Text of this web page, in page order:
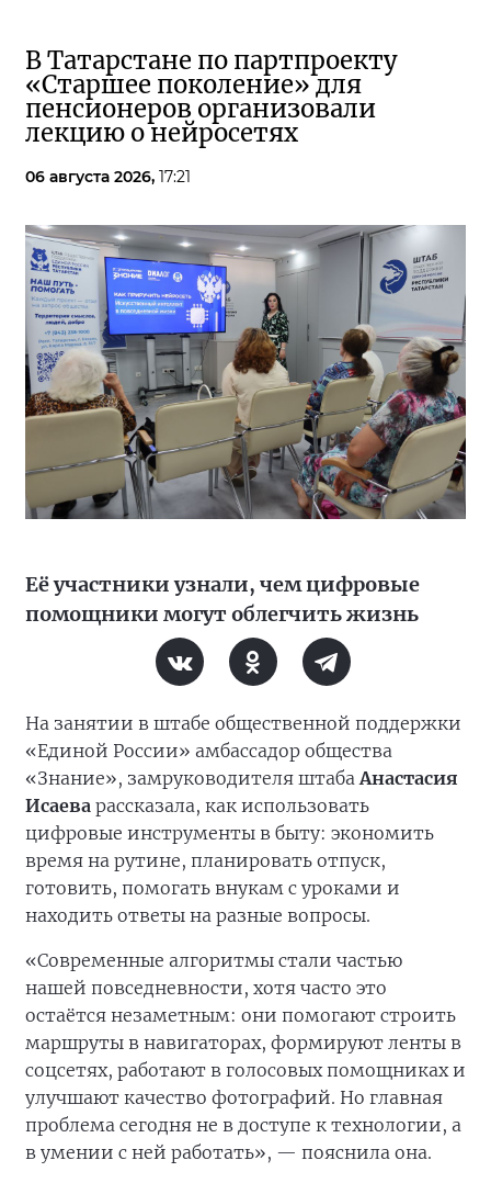
В Татарстане по партпроекту
«Старшее поколение» для
пенсионеров организовали
лекцию о нейросетях
06 августа 2026, 17:21
Её участники узнали, чем цифровые
помощники могут облегчить жизнь
На занятии в штабе общественной поддержки
«Единой России» амбассадор общества
«Знание», замруководителя штаба Анастасия
Исаева рассказала, как использовать
цифровые инструменты в быту: экономить
время на рутине, планировать отпуск,
готовить, помогать внукам с уроками и
находить ответы на разные вопросы.
«Современные алгоритмы стали частью
нашей повседневности, хотя часто это
остаётся незаметным: они помогают строить
маршруты в навигаторах, формируют ленты в
соцсетях, работают в голосовых помощниках и
улучшают качество фотографий. Но главная
проблема сегодня не в доступе к технологии, а
в умении с ней работать», — пояснила она.